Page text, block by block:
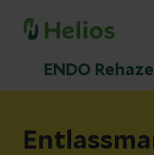
ENDO